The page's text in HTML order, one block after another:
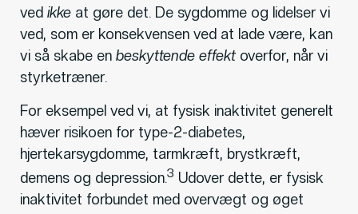
ved ikke at gøre det. De sygdomme og lidelser vi
ved, som er konsekvensen ved at lade være, kan
vi så skabe en beskyttende effektoverfor, når vi
styrketræner.
For eksempel ved vi, at fysisk inaktivitet generelt
hæver risikoen for type-2-diabetes,
hjertekarsygdomme, tarmkræft, brystkræft,
demens og depression.3 Udover dette, er fysisk
inaktivitet forbundet med overvægt og øget